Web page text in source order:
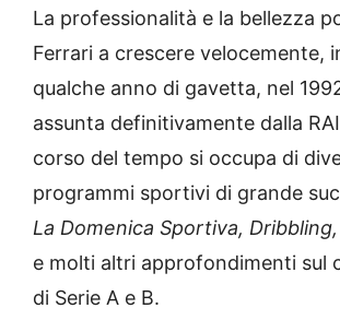
La professionalità e la bellezza
Ferrari a crescere velocemente,
qualche anno di gavetta, nel
assunta definitivamente dalla
corso del tempo si occupa di
programmi sportivi di grande
La Domenica Sportiva,
e molti altri approfondimenti sul
di Serie A e B.